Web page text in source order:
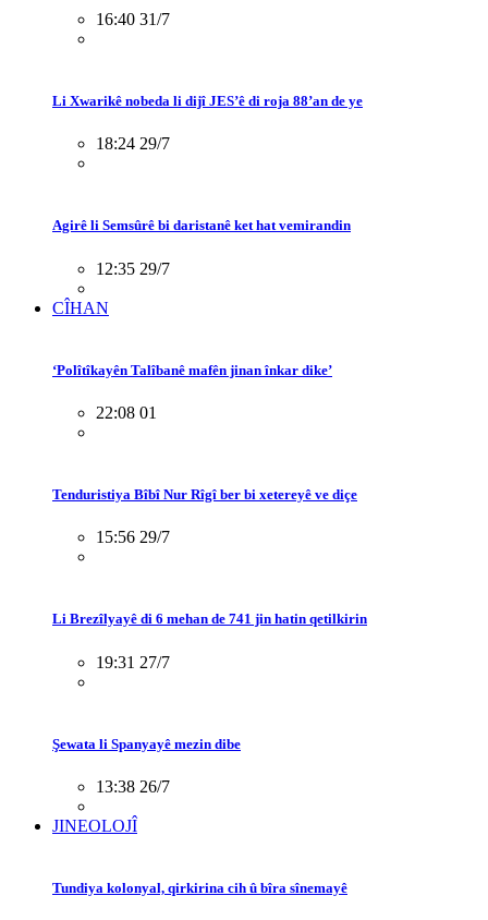
16:40 31/7
Li Xwarikê nobeda li dijî JES’ê di roja 88’an de ye
18:24 29/7
Agirê li Semsûrê bi daristanê ket hat vemirandin
12:35 29/7
CÎHAN
‘Polîtîkayên Talîbanê mafên jinan înkar dike’
22:08 01
Tenduristiya Bîbî Nur Rîgî ber bi xetereyê ve diçe
15:56 29/7
Li Brezîlyayê di 6 mehan de 741 jin hatin qetilkirin
19:31 27/7
Şewata li Spanyayê mezin dibe
13:38 26/7
JINEOLOJÎ
Tundiya kolonyal, qirkirina cih û bîra sînemayê